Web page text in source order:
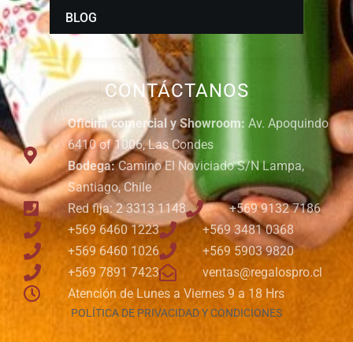
CONTÁCTANOS
Oficina comercial y Showroom: Av. Apoquindo
6410 of 1006, Las Condes
Bodega:Camino El Noviciado S/N Lampa,
Santiago, Chile
Red fija: 2 3313 1148
+569 9132 7186
+569 6460 1223
+569 3481 0368
+569 6460 1026
+569 5903 9820
+569 7891 7423
ventas@regalospro.cl
Atención de Lunes a Viernes 9 a 18 Hrs
POLÍTICA DE PRIVACIDAD Y CONDICIONES
BLOG